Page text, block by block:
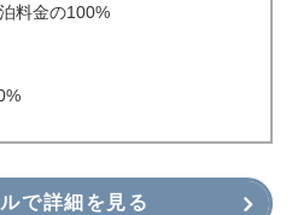
料金の100%
で詳細を見る